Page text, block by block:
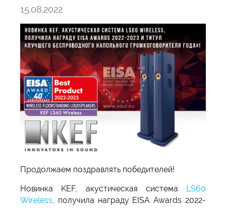
15.08.2022
Продолжаем поздравлять победителей!
Новинка KEF, акустическая система LS60
Wireless , получила награду EISA Awards 2022-